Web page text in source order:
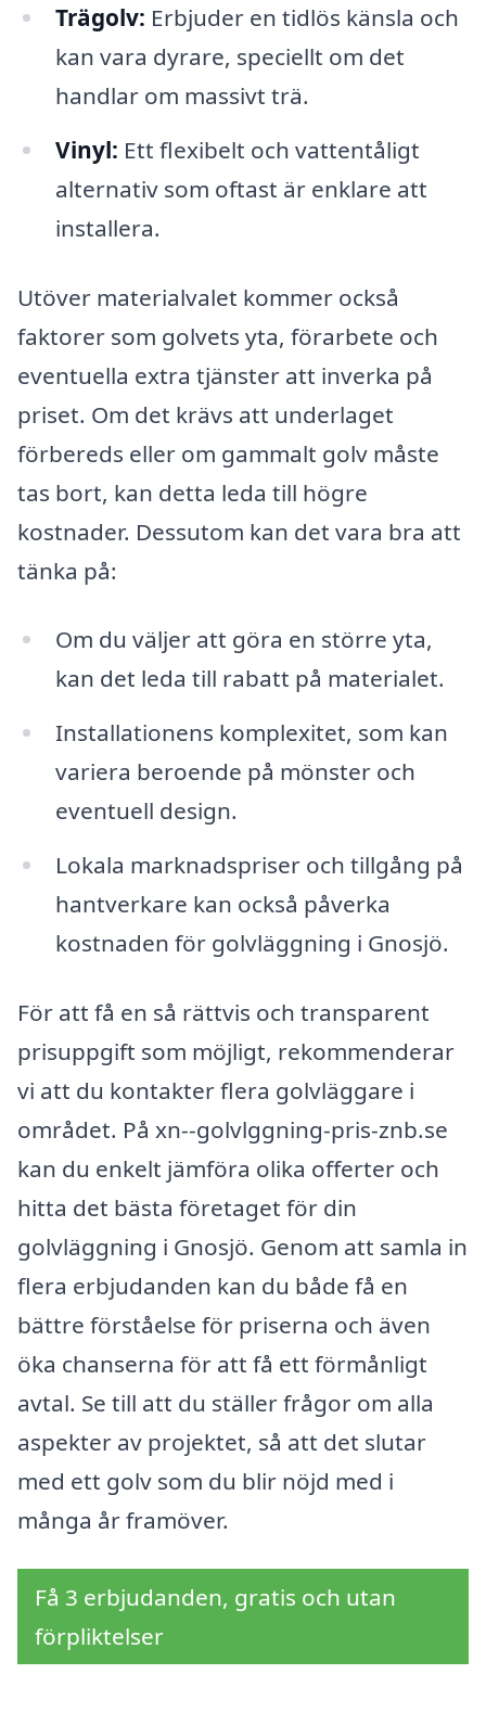
Trägolv: Erbjuder en tidlös känsla och
kan vara dyrare, speciellt om det
handlar om massivt trä.
Vinyl: Ett flexibelt och vattentåligt
alternativ som oftast är enklare att
installera.
Utöver materialvalet kommer också
faktorer som golvets yta, förarbete och
eventuella extra tjänster att inverka på
priset. Om det krävs att underlaget
förbereds eller om gammalt golv måste
tas bort, kan detta leda till högre
kostnader. Dessutom kan det vara bra att
tänka på:
Om du väljer att göra en större yta,
kan det leda till rabatt på materialet.
Installationens komplexitet, som kan
variera beroende på mönster och
eventuell design.
Lokala marknadspriser och tillgång på
hantverkare kan också påverka
kostnaden för golvläggning i Gnosjö.
För att få en så rättvis och transparent
prisuppgift som möjligt, rekommenderar
vi att du kontakter flera golvläggare i
området. På xn--golvlggning-pris-znb.se
kan du enkelt jämföra olika offerter och
hitta det bästa företaget för din
golvläggning i Gnosjö. Genom att samla in
flera erbjudanden kan du både få en
bättre förståelse för priserna och även
öka chanserna för att få ett förmånligt
avtal. Se till att du ställer frågor om alla
aspekter av projektet, så att det slutar
med ett golv som du blir nöjd med i
många år framöver.
Få 3 erbjudanden, gratis och utan
förpliktelser